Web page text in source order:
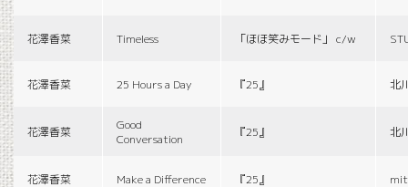
花澤香菜 Timeless 「ほほ笑みモード」 c/w
花澤香菜 25 Hours a Day 『25』 北
花澤香菜
Good
Conversation
『25』 北
花澤香菜 Make a Difference 『25』